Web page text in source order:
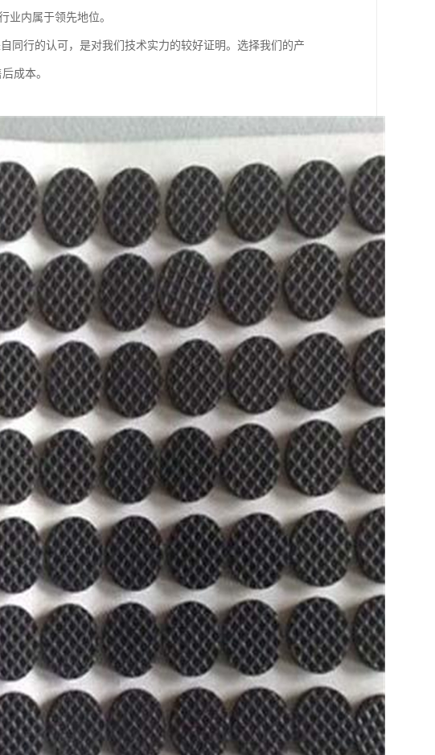
业内属于领先地位。
同行的认可，是对我们技术实力的较好证明。选择我们的产
成本。